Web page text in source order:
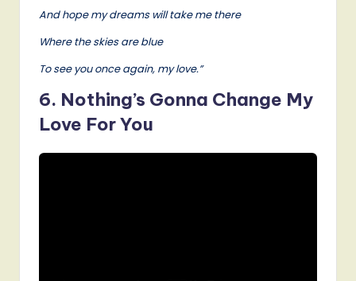
And hope my dreams will take me there
Where the skies are blue
To see you once again, my love.”
6. Nothing’s Gonna Change My
Love For You